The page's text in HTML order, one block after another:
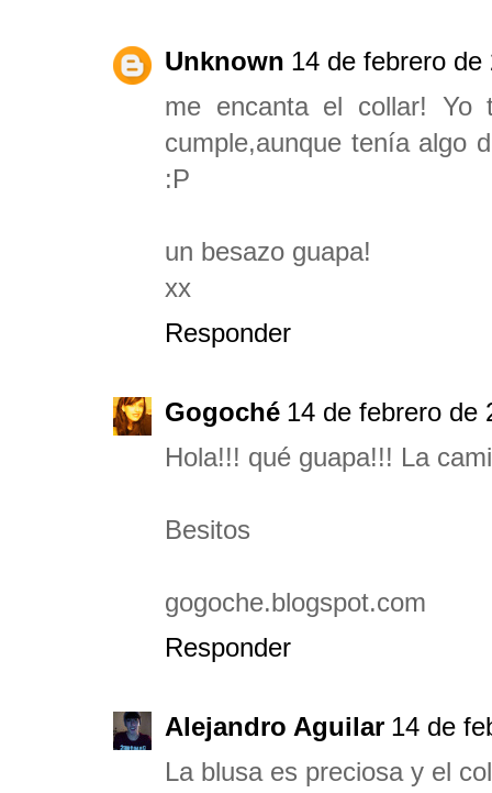
Unknown 14 de febrero de
me encanta el collar! Yo
cumple,aunque tenía algo
:P
un besazo guapa!
xx
Responder
Gogoché 14 de febrero de
Hola!!! qué guapa!!! La
Besitos
gogoche.blogspot.com
Responder
Alejandro Aguilar 14 de
La blusa es preciosa y el